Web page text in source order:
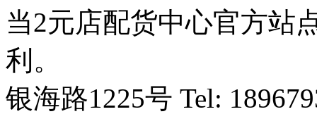
当2元店配货中心官方站
利。
银海路1225号 Tel: